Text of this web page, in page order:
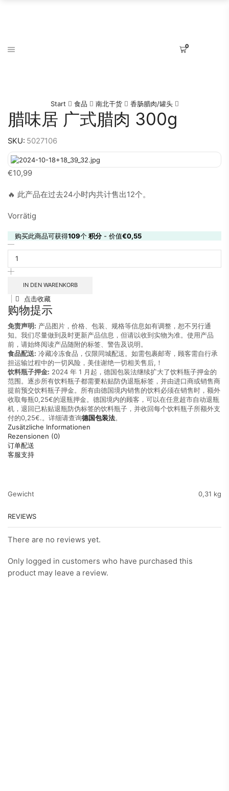
0
Start 食品 南北干货 香肠腊肉/罐头
腊味居 广式腊肉 300g
SKU: 5027106
€10,99
🔥 此产品在过去24小时内共计售出12个。
Vorrätig
购买此商品可获得109个积分- 价值€0,55
味
居
肉
300g
IN DEN WARENKORB
点击收藏
购物提示
免责声明: 产品图片，价格、包装、规格等信息如有调整，恕不另行通
知。我们尽量做到及时更新产品信息，但请以收到实物为准。使用产品
前，请始终阅读产品随附的标签、警告及说明。
食品配送: 冷藏冷冻食品，仅限同城配送。如需包裹邮寄，顾客需自行承
担运输过程中的一切风险，美佳谢绝一切相关售后,！
饮料瓶子押金: 2024 年 1 月起，德国包装法继续扩大了饮料瓶子押金的
范围。逐步所有饮料瓶子都需要粘贴防伪退瓶标签，并由进口商或销售商
提前预交饮料瓶子押金。所有由德国境内销售的饮料必须在销售时，额外
收取每瓶0,25€的退瓶押金。德国境内的顾客，可以在任意超市自动退瓶
机，退回已粘贴退瓶防伪标签的饮料瓶子，并收回每个饮料瓶子所额外支
付的0,25€.。详细请查询德国包装法。
Zusätzliche Informationen
Rezensionen (0)
订单配送
客服支持
Gewicht 0,31 kg
REVIEWS
There are no reviews yet.
Only logged in customers who have purchased this
product may leave a review.